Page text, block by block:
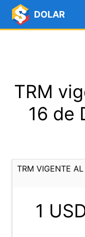
DOLAR
TRM
16 de
TRM VIGENTE
1